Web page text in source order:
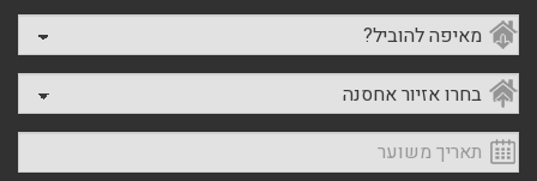
הובלות מנוף בגבעת שמואל:
שירותי הובלה עם מנוף בגבעת שמואל לכל סוגי ההובלות
החל מהובלת תכולת דירה שלמה עם מנוף ועד פריט בודד.
מאיפה להוביל?
בחרו אזיור אחסנה
תאריך משוער